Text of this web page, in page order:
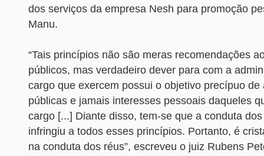
dos serviços da empresa Nesh para promoção
Manu.
“Tais princípios não são meras recomendações
públicos, mas verdadeiro dever para com a
cargo que exercem possui o objetivo precípuo de
públicas e jamais interesses pessoais daqueles
cargo [...] Diante disso, tem-se que a conduta
infringiu a todos esses princípios. Portanto, é
na conduta dos réus”, escreveu o juiz Rubens